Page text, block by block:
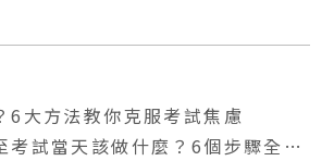
6大方法教你克服考試焦慮
考試當天該做什麼？6個步驟全面